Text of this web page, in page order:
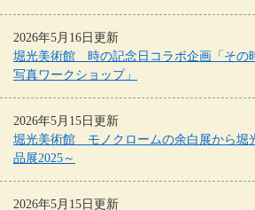
2026年5月16日更新
堀光美術館 時の記念日コラボ企画「その
写真ワークショップ」
2026年5月15日更新
堀光美術館 モノクロームの余白展から堀
品展2025～
2026年5月15日更新